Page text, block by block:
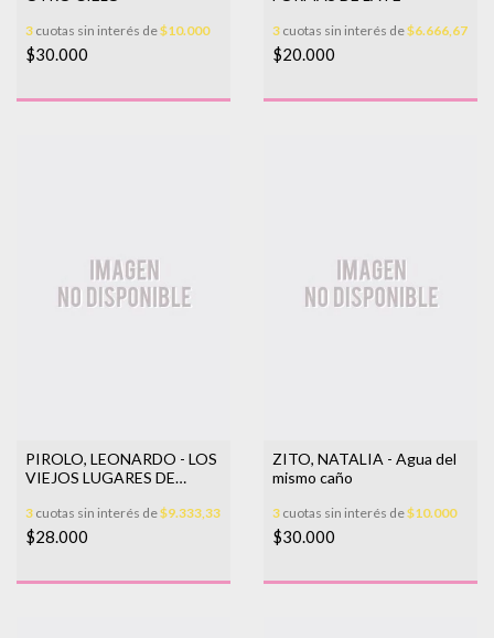
3 cuotas sin interés de$10.000
$30.000
3 cuotas sin interés de$6.666,67
$20.000
PIROLO, LEONARDO - LOS
VIEJOS LUGARES DE
3 cuotas sin interés de$9.333,33
$28.000
ZITO, NATALIA - Agua del
mismo caño
3 cuotas sin interés de$10.000
$30.000